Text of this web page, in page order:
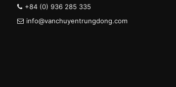
+84 (0) 936 285 335
info@vanchuyentrungdong.com